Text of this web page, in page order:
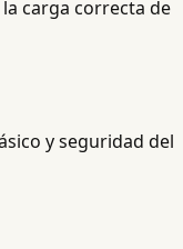
carga correcta de
y seguridad del